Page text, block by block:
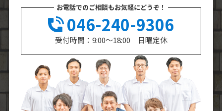
お電話でのご相談もお気軽にどうぞ！
046-240-9306
受付時間：9:00～18:00 日曜定休